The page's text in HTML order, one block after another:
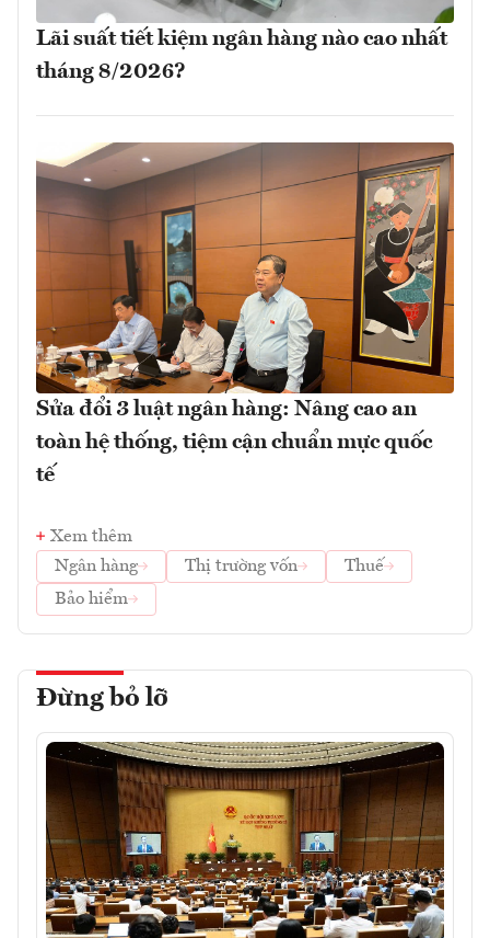
Lãi suất tiết kiệm ngân hàng nào cao nhất
tháng 8/2026?
Sửa đổi 3 luật ngân hàng: Nâng cao an
toàn hệ thống, tiệm cận chuẩn mực quốc
tế
Xem thêm
Ngân hàng
Thị trường vốn
Thuế
Bảo hiểm
Đừng bỏ lỡ